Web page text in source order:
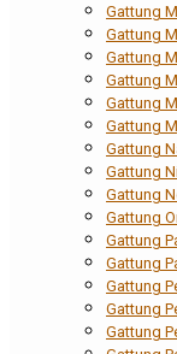
Gattung
Gattung
Gattung
Gattung
Gattung
Gattung
Gattung
Gattung
Gattung
Gattung
Gattung
Gattung
Gattung
Gattung
Gattung